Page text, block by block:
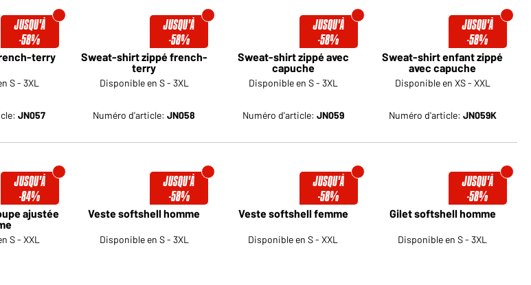
JUSQU'À
-58%
terry
S - 3XL
JN057
JUSQU'À
-58%
Sweat-shirt zippé french-
terry
Disponible en S - 3XL
Numéro d'article:JN058
JUSQU'À
-58%
Sweat-shirt zippé avec
capuche
Disponible en S - 3XL
Numéro d'article: JN059
JUSQU'À
-58%
Sweat-shirt enfant zippé
avec capuche
Disponible en XS - XXL
Numéro d'article: JN059K
JUSQU'À
-84%
ajustée
S - XXL
JUSQU'À
-58%
Veste softshell homme
Disponible en S - 3XL
JUSQU'À
-58%
Veste softshell femme
Disponible en S - XXL
JUSQU'À
-58%
Gilet softshell homme
Disponible en S - 3XL